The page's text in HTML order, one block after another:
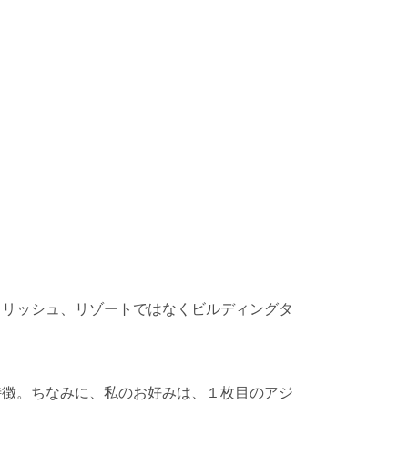
ッシュ、リゾートではなくビルディングタ
。ちなみに、 私のお好みは、１枚目のアジ